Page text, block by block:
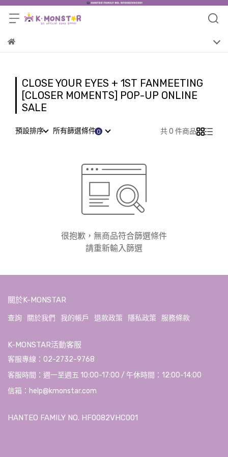
CLOSE YOUR EYES + 1ST FANMEETING
[CLOSER MOMENTS] POP-UP ONLINE
SALE
預設排序 所有篩選條件 共 0 件商品
很抱歉，無商品符合篩選條件
請重新輸入篩選
關於K-MONSTAR
查詢 關於我們 我的帳戶 退款政策 隱私政策 服務條款
K-MONSTAR活動客服
客服專線：02-2732-9768
客服時間：週一至週五 10:00-17:00 / 午休時間：12:00-14:00
信箱：help@kmonstar.com
HANTEO FAMILY NO. HF0082VHC001